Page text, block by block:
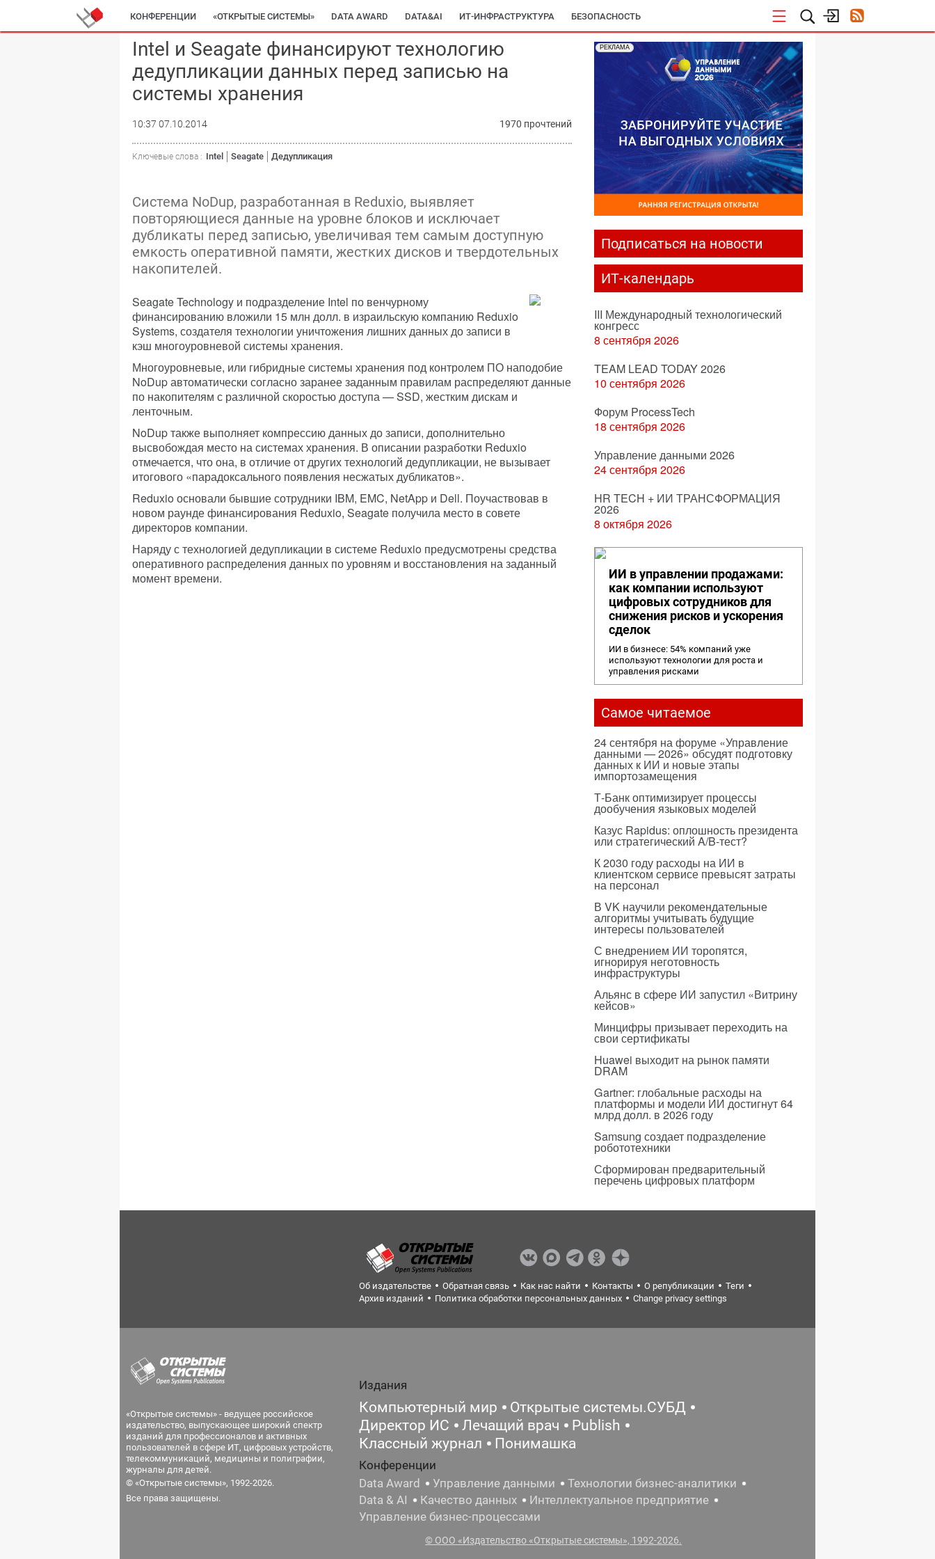
КОНФЕРЕНЦИИ «ОТКРЫТЫЕ СИСТЕМЫ» DATA AWARD DATA&AI ИТ-ИНФРАСТРУКТУРА БЕЗОПАСНОСТЬ
Intel и Seagate финансируют технологию
дедупликации данных перед записью на
системы хранения
10:37 07.10.2014 1970 прочтений
Ключевые слова : Intel Seagate Дедупликация
Система NoDup, разработанная в Reduxio, выявляет
повторяющиеся данные на уровне блоков и исключает
дубликаты перед записью, увеличивая тем самым доступную
емкость оперативной памяти, жестких дисков и твердотельных
накопителей.
Seagate Technology и подразделение Intel по венчурному
финансированию вложили 15 млн долл. в израильскую компанию Reduxio
Systems, создателя технологии уничтожения лишних данных до записи в
кэш многоуровневой системы хранения.
Многоуровневые, или гибридные системы хранения под контролем ПО наподобие
NoDup автоматически согласно заранее заданным правилам распределяют данные
по накопителям с различной скоростью доступа — SSD, жестким дискам и
ленточным.
NoDup также выполняет компрессию данных до записи, дополнительно
высвобождая место на системах хранения. В описании разработки Reduxio
отмечается, что она, в отличие от других технологий дедупликации, не вызывает
итогового «парадоксального появления несжатых дубликатов».
Reduxio основали бывшие сотрудники IBM, EMC, NetApp и Dell. Поучаствовав в
новом раунде финансирования Reduxio, Seagate получила место в совете
директоров компании.
Наряду с технологией дедупликации в системе Reduxio предусмотрены средства
оперативного распределения данных по уровням и восстановления на заданный
момент времени.
РЕКЛАМА
Подписаться на новости
ИТ-календарь
III Международный технологический
конгресс
8 сентября 2026
TEAM LEAD TODAY 2026
10 сентября 2026
Форум ProcessTech
18 сентября 2026
Управление данными 2026
24 сентября 2026
HR TECH + ИИ ТРАНСФОРМАЦИЯ
2026
8 октября 2026
ИИ в управлении продажами:
как компании используют
цифровых сотрудников для
снижения рисков и ускорения
сделок
ИИ в бизнесе: 54% компаний уже
используют технологии для роста и
управления рисками
Самое читаемое
24 сентября на форуме «Управление
данными — 2026» обсудят подготовку
данных к ИИ и новые этапы
импортозамещения
Т-Банк оптимизирует процессы
дообучения языковых моделей
Казус Rapidus: оплошность президента
или стратегический A/B-тест?
К 2030 году расходы на ИИ в
клиентском сервисе превысят затраты
на персонал
В VK научили рекомендательные
алгоритмы учитывать будущие
интересы пользователей
С внедрением ИИ торопятся,
игнорируя неготовность
инфраструктуры
Альянс в сфере ИИ запустил «Витрину
кейсов»
Минцифры призывает переходить на
свои сертификаты
Huawei выходит на рынок памяти
DRAM
Gartner: глобальные расходы на
платформы и модели ИИ достигнут 64
млрд долл. в 2026 году
Samsung создает подразделение
робототехники
Сформирован предварительный
перечень цифровых платформ
Об издательстве Обратная связь Как нас найти Контакты О републикации
Теги
Архив изданий
Политика обработки персональных данных Change privacy settings
«Открытые системы» - ведущее российское
издательство, выпускающее широкий спектр
изданий для профессионалов и активных
пользователей в сфере ИТ, цифровых устройств,
телекоммуникаций, медицины и полиграфии,
журналы для детей.
© «Открытые системы», 1992-2026.
Все права защищены.
Издания
Компьютерный мир
Открытые системы.СУБД
Директор ИС
Лечащий врач
Publish
Классный журнал
Понимашка
Конференции
Data Award
Управление данными
Технологии бизнес-аналитики
Data & AI
Качество данных
Интеллектуальное предприятие
Управление бизнес-процессами
© ООО «Издательство «Открытые системы», 1992-2026.